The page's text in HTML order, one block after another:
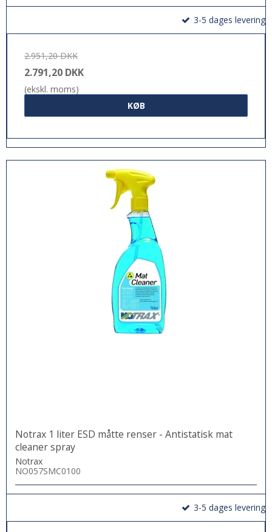
3-5 dages levering
2.951,20 DKK
2.791,20 DKK
(ekskl. moms)
KØB
Notrax 1 liter ESD måtte renser - Antistatisk mat
cleaner spray
Notrax
NO057SMC0100
3-5 dages levering